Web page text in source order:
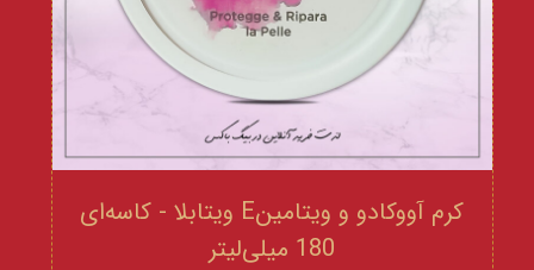
کرم آووکادو و ویتامینE ویتابلا - کاسه‌ای
180 میلی‌لیتر